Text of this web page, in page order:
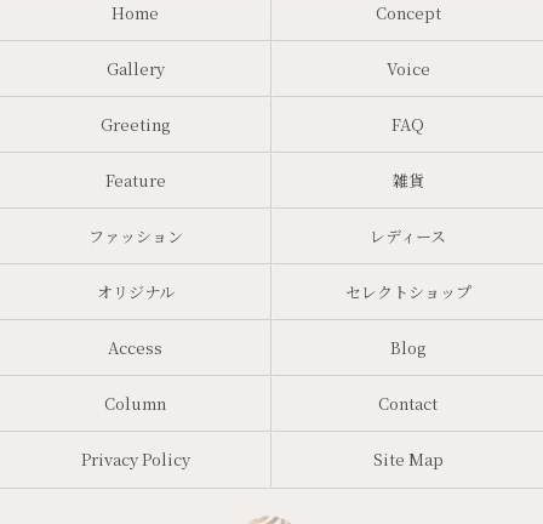
Home Concept
Gallery Voice
Greeting FAQ
Feature 雑貨
ファッション レディース
オリジナル セレクトショップ
Access Blog
Column Contact
Privacy Policy Site Map